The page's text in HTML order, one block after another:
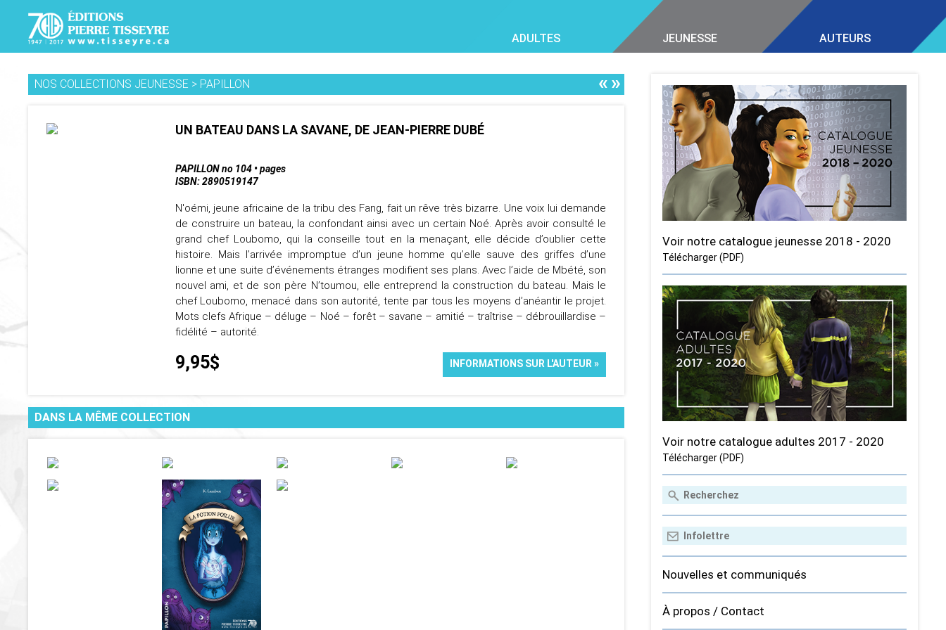
ADULTES JEUNESSE AUTEURS
NOS COLLECTIONS JEUNESSE > PAPILLON «»
UN BATEAU DANS LA SAVANE, DE JEAN-PIERRE DUBÉ
PAPILLON no 104 • pages
ISBN: 2890519147
N'oémi, jeune africaine de la tribu des Fang, fait un rêve très bizarre. Une voix lui demande
de construire un bateau, la confondant ainsi avec un certain Noé. Après avoir consulté le
grand chef Loubomo, qui la conseille tout en la menaçant, elle décide d’oublier cette
histoire. Mais l’arrivée impromptue d’un jeune homme qu’elle sauve des griffes d’une
lionne et une suite d’événements étranges modifient ses plans. Avec l’aide de Mbété, son
nouvel ami, et de son père N’toumou, elle entreprend la construction du bateau. Mais le
chef Loubomo, menacé dans son autorité, tente par tous les moyens d’anéantir le projet.
Mots clefs Afrique – déluge – Noé – forêt – savane – amitié – traîtrise – débrouillardise –
fidélité – autorité.
9,95$ INFORMATIONS SUR L'AUTEUR »
DANS LA MÊME COLLECTION
Voir notre catalogue jeunesse 2018 - 2020
Télécharger (PDF)
Voir notre catalogue adultes 2017 - 2020
Télécharger (PDF)
Nouvelles et communiqués
À propos / Contact